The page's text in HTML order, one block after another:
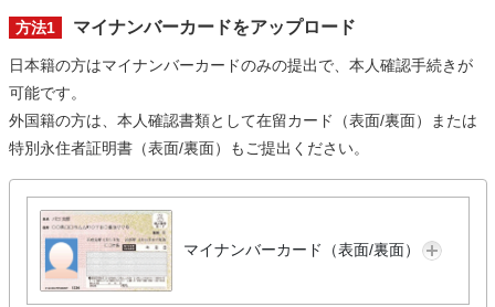
方法1 マイナンバーカードをアップロード
日本籍の方はマイナンバーカードのみの提出で、本人確認手続きが
可能です。
外国籍の方は、本人確認書類として在留カード（表面/裏面）または
特別永住者証明書（表面/裏面）もご提出ください。
マイナンバーカード（表面/裏面）